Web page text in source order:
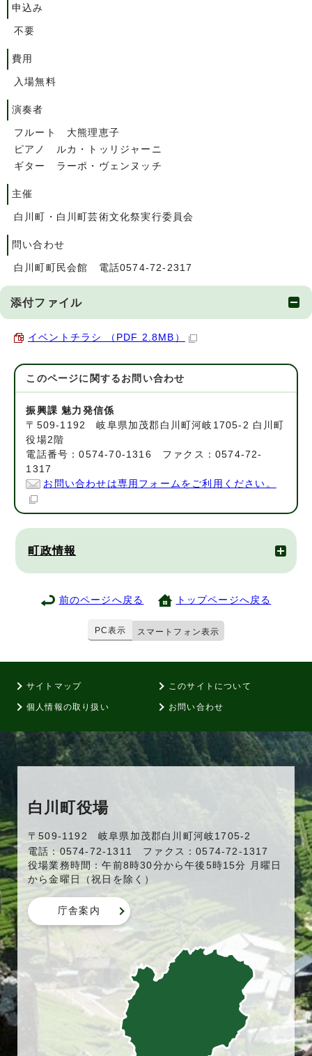
申込み
不要
費用
入場無料
演奏者
フルート 大熊理恵子
ピアノ ルカ・トッリジャーニ
ギター ラーポ・ヴェンヌッチ
主催
白川町・白川町芸術文化祭実行委員会
問い合わせ
白川町町民会館 電話0574-72-2317
添付ファイル
イベントチラシ （PDF 2.8MB）
このページに関する お問い合わせ
振興課 魅力発信係
〒509-1192 岐阜県加茂郡白川町河岐1705-2 白川町
役場2階
電話番号：0574-70-1316 ファクス：0574-72-
1317
お問い合わせは専用フォームをご利用ください。
町政情報
前のページへ戻る トップページへ戻る
PC表示 スマートフォン表示
サイトマップ このサイトについて
個人情報の取り扱い お問い合わせ
白川町役場
〒509-1192 岐阜県加茂郡白川町河岐1705-2
電話：0574-72-1311 ファクス：0574-72-1317
役場業務時間：午前8時30分から午後5時15分 月曜日
から金曜日（祝日を除く）
庁舎案内